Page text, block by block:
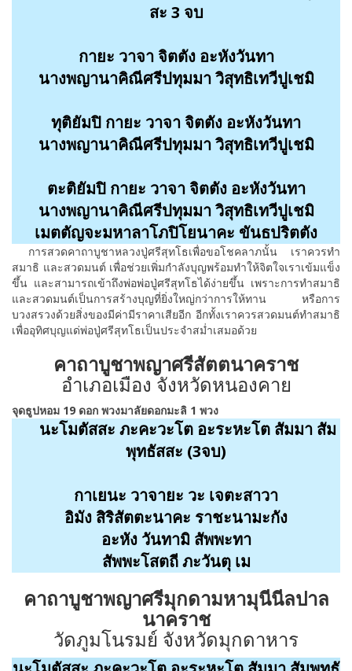
สะ 3 จบ
กายะ วาจา จิตตัง อะหังวันทา
นางพญานาคิณีศรีปทุมมา วิสุทธิเทวีปูเชมิ
ทุติยัมปิ กายะ วาจา จิตตัง อะหังวันทา
นางพญานาคิณีศรีปทุมมา วิสุทธิเทวีปูเชมิ
ตะติยัมปิ กายะ วาจา จิตตัง อะหังวันทา
นางพญานาคิณีศรีปทุมมา วิสุทธิเทวีปูเชมิ
เมตตัญจะมหาลาโภปิโยนาคะ ขันธปริตตัง
การสวดคาถาบูชาหลวงปู่ศรีสุทโธเพื่อขอโชคลาภนั้น เราควรทำ
สมาธิ และสวดมนต์ เพื่อช่วยเพิ่มกำลังบุญพร้อมทำให้จิตใจเราเข้มแข็ง
ขึ้น และสามารถเข้าถึงพ่อพ่อปู่ศรีสุทโธได้ง่ายขึ้น เพราะการทำสมาธิ
และสวดมนต์เป็นการสร้างบุญที่ยิ่งใหญ่กว่าการให้ทาน หรือการ
บวงสรวงด้วยสิ่งของมีค่ามีราคาเสียอีก อีกทั้งเราควรสวดมนต์ทำสมาธิ
เพื่ออุทิศบุญแด่พ่อปู่ศรีสุทโธเป็นประจำสม่ำเสมอด้วย
คาถาบูชาพญาศรีสัตตนาคราช
อำเภอเมือง จังหวัดหนองคาย
จุดธูปหอม 19 ดอก พวงมาลัยดอกมะลิ 1 พวง
นะโมตัสสะ ภะคะวะโต อะระหะโต สัมมา สัม
พุทธัสสะ (3จบ)
กาเยนะ วาจายะ วะ เจตะสาวา
อิมัง สิริสัตตะนาคะ ราชะนามะกัง
อะหัง วันทามิ สัพพะทา
สัพพะโสตถี ภะวันตุ เม
คาถาบูชาพญาศรีมุกดามหามุนีนีลปาล
นาคราช
วัดภูมโนรมย์ จังหวัดมุกดาหาร